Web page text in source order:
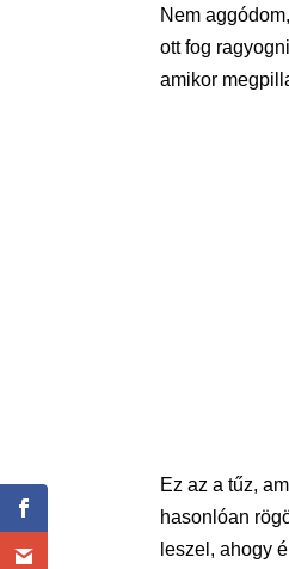
Nem
ott fog
amikor
Ez az a tűz,
hasonlóan
leszel, ahogy